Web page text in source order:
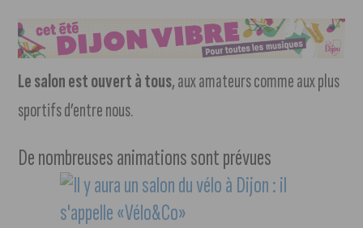
Le salon est ouvert à tous, aux amateurs comme aux plus
sportifs d’entre nous.
De nombreuses animations sont prévues